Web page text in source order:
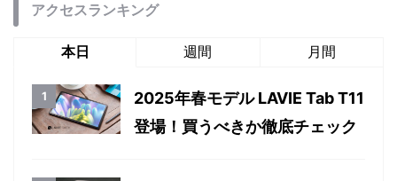
アクセスランキング
本日 週間 月間
2025年春モデル LAVIE Tab T11
登場！買うべきか徹底チェック